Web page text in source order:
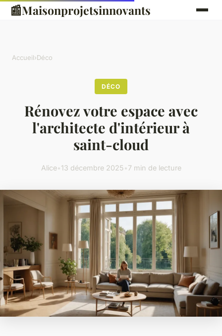
📰Maisonprojetsinnovants
Accueil›Déco
DÉCO
Rénovez votre espace avec
l'architecte d'intérieur à
saint-cloud
Alice•13 décembre 2025•7 min de lecture